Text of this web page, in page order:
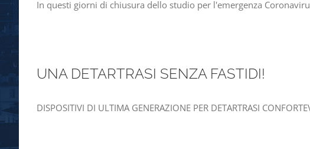
In questi giorni di chiusura dello studio per l'emergenza
UNA DETARTRASI SENZA FASTIDI!
DISPOSITIVI DI ULTIMA GENERAZIONE PER DETARTRASI